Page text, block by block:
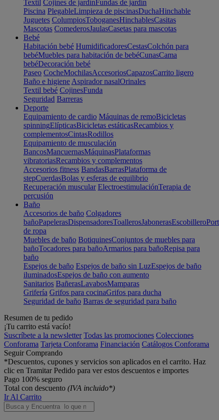
Textil Cojines de jardínFundas de jardín
Piscina PlegableLimpieza de piscinasDuchaHinchable
Juguetes ColumpiosToboganesHinchablesCasitas
Mascotas ComederosJaulasCasetas para mascotas
Bebé
Habitación bebé HumidificadoresCestasColchón para
bebéMuebles para habitación de bebéCunasCama
bebéDecoración bebé
Paseo CocheMochilasAccesoriosCapazosCarrito ligero
Baño e higiene Aspirador nasalOrinales
Textil bebé CojinesFunda
Seguridad Barreras
Deporte
Equipamiento de cardio Máquinas de remoBicicletas
spinningElípticasBicicletas estáticasRecambios y
complementosCintasRodillos
Equipamiento de musculación
BancosMancuernasMáquinasPlataformas
vibratoriasRecambios y complementos
Accesorios fitness BandasBarrasPlataforma de
stepCuerdasBolas y esferas de equilibrio
Recuperación muscular ElectroestimulaciónTerapia de
percusión
Baño
Accesorios de baño Colgadores
bañoPapelerasDispensadoresToallerosJabonerasEscobillero
de ropa
Muebles de baño BotiquinesConjuntos de muebles para
bañoTocadores para bañoArmarios para bañoRepisa para
baño
Espejos de baño Espejos de baño sin LuzEspejos de baño
iluminadosEspejos de baño con aumento
Sanitarios BañerasLavabosMamparas
Grifería Grifos para cocinaGrifos para ducha
Seguridad de baño Barras de seguridad para baño
Resumen de tu pedido
¡Tu carrito está vacío!
Suscríbete a la newsletter Todas las promociones Colecciones
Conforama Tarjeta Conforama Financiación Catálogos Conforama
Seguir Comprando
*Descuentos, cupones y servicios son aplicados en el carrito. Haz
clic en Tramitar Pedido para ver estos descuentos e importes
Pago 100% seguro
Total con descuento (IVA incluido*)
Ir Al Carrito